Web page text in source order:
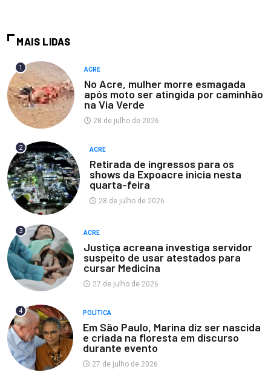
MAIS LIDAS
1 ACRE
No Acre, mulher morre esmagada
após moto ser atingida por caminhão
na Via Verde
28 de julho de 2026
2 ACRE
Retirada de ingressos para os
shows da Expoacre inicia nesta
quarta-feira
28 de julho de 2026
3 ACRE
Justiça acreana investiga servidor
suspeito de usar atestados para
cursar Medicina
27 de julho de 2026
4 POLÍTICA
Em São Paulo, Marina diz ser nascida
e criada na floresta em discurso
durante evento
27 de julho de 2026